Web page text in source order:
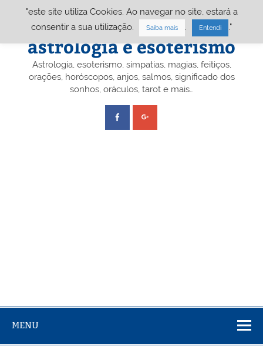
Portal A&E – Portal
astrologia e esoterismo
Astrologia, esoterismo, simpatias, magias, feitiços,
orações, horóscopos, anjos, salmos, significado dos
sonhos, oráculos, tarot e mais…
MENU
"este site utiliza Cookies. Ao navegar no site, estará a
consentir a sua utilização.
Saiba mais Entendi ."